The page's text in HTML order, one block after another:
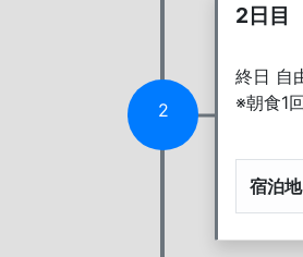
2
2日目
終日 自
※朝食1
宿泊地